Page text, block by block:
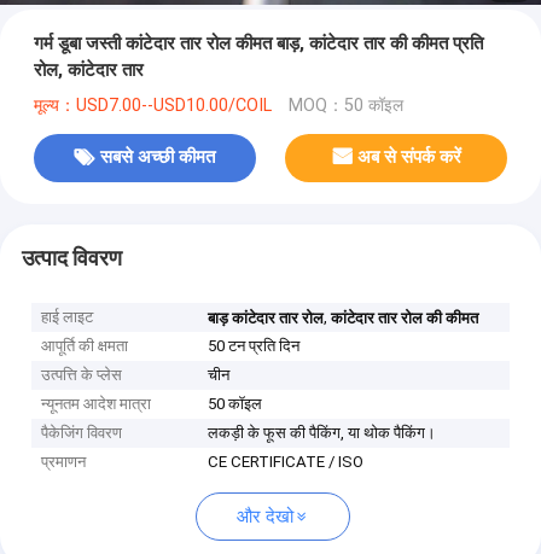
गर्म डूबा जस्ती कांटेदार तार रोल कीमत बाड़, कांटेदार तार की कीमत प्रति
रोल, कांटेदार तार
मूल्य：USD7.00--USD10.00/COIL MOQ：50 कॉइल
सबसे अच्छी कीमत अब से संपर्क करें
उत्पाद विवरण
हाई लाइट बाड़ कांटेदार तार रोल,कांटेदार तार रोल की कीमत
आपूर्ति की क्षमता
50 टन प्रति दिन
उत्पत्ति के प्लेस
चीन
न्यूनतम आदेश मात्रा
50 कॉइल
पैकेजिंग विवरण
लकड़ी के फूस की पैकिंग, या थोक पैकिंग।
प्रमाणन
CE CERTIFICATE / ISO
और देखो